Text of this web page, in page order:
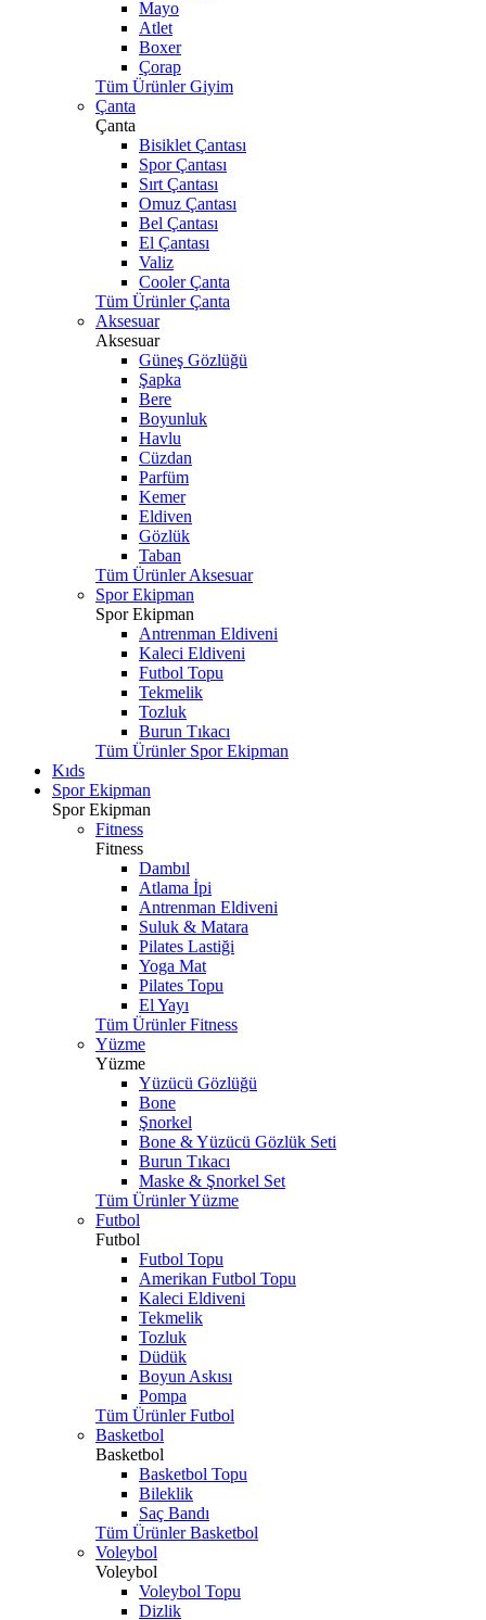
Mayo
Atlet
Boxer
Çorap
Tüm Ürünler Giyim
Çanta
Çanta
Bisiklet Çantası
Spor Çantası
Sırt Çantası
Omuz Çantası
Bel Çantası
El Çantası
Valiz
Cooler Çanta
Tüm Ürünler Çanta
Aksesuar
Aksesuar
Güneş Gözlüğü
Şapka
Bere
Boyunluk
Havlu
Cüzdan
Parfüm
Kemer
Eldiven
Gözlük
Taban
Tüm Ürünler Aksesuar
Spor Ekipman
Spor Ekipman
Antrenman Eldiveni
Kaleci Eldiveni
Futbol Topu
Tekmelik
Tozluk
Burun Tıkacı
Tüm Ürünler Spor Ekipman
Kıds
Spor Ekipman
Spor Ekipman
Fitness
Fitness
Dambıl
Atlama İpi
Antrenman Eldiveni
Suluk & Matara
Pilates Lastiği
Yoga Mat
Pilates Topu
El Yayı
Tüm Ürünler Fitness
Yüzme
Yüzme
Yüzücü Gözlüğü
Bone
Şnorkel
Bone & Yüzücü Gözlük Seti
Burun Tıkacı
Maske & Şnorkel Set
Tüm Ürünler Yüzme
Futbol
Futbol
Futbol Topu
Amerikan Futbol Topu
Kaleci Eldiveni
Tekmelik
Tozluk
Düdük
Boyun Askısı
Pompa
Tüm Ürünler Futbol
Basketbol
Basketbol
Basketbol Topu
Bileklik
Saç Bandı
Tüm Ürünler Basketbol
Voleybol
Voleybol
Voleybol Topu
Dizlik